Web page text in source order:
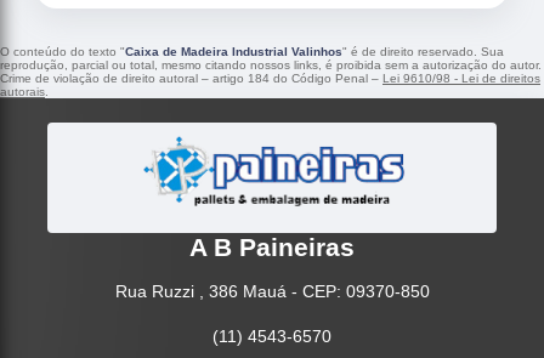
O conteúdo do texto "Caixa de Madeira Industrial Valinhos" é de direito reservado. Sua
reprodução, parcial ou total, mesmo citando nossos links, é proibida sem a autorização do autor.
Crime de violação de direito autoral – artigo 184 do Código Penal – Lei 9610/98 - Lei de direitos
autorais.
A B Paineiras
Rua Ruzzi , 386 Mauá - CEP: 09370-850
(11) 4543-6570